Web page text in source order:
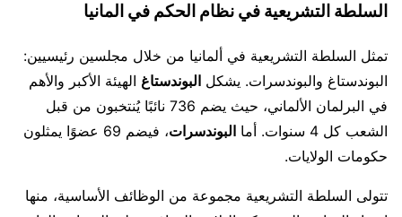
السلطة التشريعية في نظام الحكم في المانيا
تمثل السلطة التشريعية في ألمانيا من خلال مجلسين رئيسيين:
البوندستاغ والبوندسرات. يشكل البوندستاغ الهيئة الأكبر والأهم
في البرلمان الألماني، حيث يضم 736 نائبًا يُنتخبون من قبل
الشعب كل 4 سنوات. أما
البوندسرات
، فيضم 69 عضوًا يمثلون
حكومات الولايات.
تتولى السلطة التشريعية مجموعة من الوظائف الأساسية، منها